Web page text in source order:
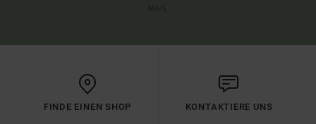
FINDE EINEN SHOP KONTAKTIERE UNS